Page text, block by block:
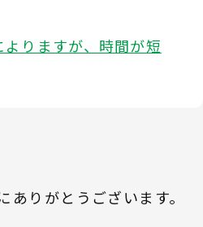
りますが、時間が短
ありがとうございます。